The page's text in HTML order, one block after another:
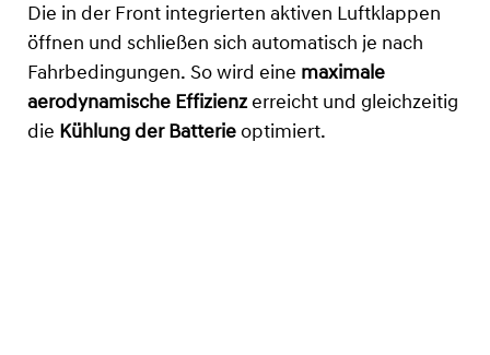
Die in der Front integrierten aktiven Luftklappen
öffnen und schließen sich automatisch je nach
Fahrbedingungen. So wird eine maximale
aerodynamische Effizienzerreicht und gleichzeitig
die Kühlung der Batterie optimiert.